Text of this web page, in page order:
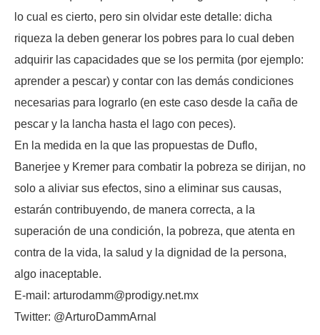
lo cual es cierto, pero sin olvidar este detalle: dicha
riqueza la deben generar los pobres para lo cual deben
adquirir las capacidades que se los permita (por ejemplo:
aprender a pescar) y contar con las demás condiciones
necesarias para lograrlo (en este caso desde la caña de
pescar y la lancha hasta el lago con peces).
En la medida en la que las propuestas de Duflo,
Banerjee y Kremer para combatir la pobreza se dirijan, no
solo a aliviar sus efectos, sino a eliminar sus causas,
estarán contribuyendo, de manera correcta, a la
superación de una condición, la pobreza, que atenta en
contra de la vida, la salud y la dignidad de la persona,
algo inaceptable.
E-mail: arturodamm@prodigy.net.mx
Twitter: @ArturoDammArnal